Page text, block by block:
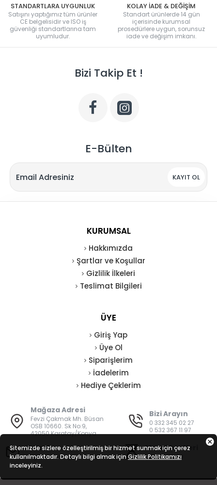
STANDARTLARA UYGUNLUK
Satışını yaptığımız tüm ürünler
CE belgelisidir ve ISO iş
güvenliği standartlarına tam
uyumludur.
KOLAY İADE & DEĞİŞİM
Standart ürünlerde 14 gün
içerisinde kurumsal
prosedürlere uygun, sorunsuz
iade ve değişim imkanı.
Bizi Takip Et !
E-Bülten
KAYIT OL
KURUMSAL
Hakkımızda
Şartlar ve Koşullar
Gizlilik İlkeleri
Teslimat Bilgileri
ÜYE
Giriş Yap
Üye Ol
Siparişlerim
İadelerim
Hediye Çeklerim
Mağaza Adresi
Fevzi Çakmak Mh. Büsan
OSB 10660. Sk No:9,
42050 Karatay/Konya
Bizi Arayın
0 332 345 02 27
0 532 367 11 97
E-Posta
bilgi@vatanisguvenligi.com
Mesai Saatleri
08:00 - 19:00
Sitemizde sizlere özelleştirilmiş bir hizmet sunmak için çerez
kullanılmaktadır. Detaylı bilgi almak için Gizlilik Politikamızı
inceleyiniz.